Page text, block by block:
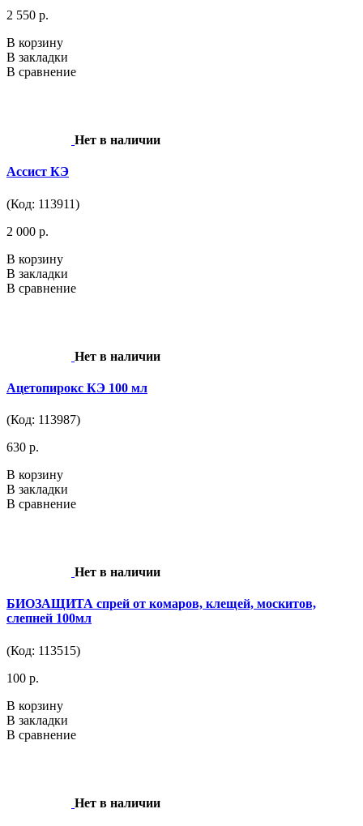
2 550 р.
В корзину
В закладки
В сравнение
Нет в наличии
Ассист КЭ
(Код: 113911)
2 000 р.
В корзину
В закладки
В сравнение
Нет в наличии
Ацетопирокс КЭ 100 мл
(Код: 113987)
630 р.
В корзину
В закладки
В сравнение
Нет в наличии
БИОЗАЩИТА спрей от комаров, клещей, москитов,
слепней 100мл
(Код: 113515)
100 р.
В корзину
В закладки
В сравнение
Нет в наличии